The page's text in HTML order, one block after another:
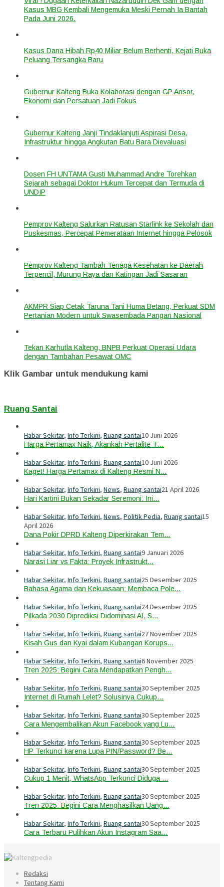
Kasus MBG Kembali Mengemuka Meski Pernah Ia Bantah
Pada Juni 2026.
Kasus Dana Hibah Rp40 Miliar Belum Berhenti, Kejati Buka
Peluang Tersangka Baru
Gubernur Kalteng Buka Kolaborasi dengan GP Ansor,
Ekonomi dan Persatuan Jadi Fokus
Gubernur Kalteng Janji Tindaklanjuti Aspirasi Desa,
Infrastruktur hingga Angkutan Batu Bara Dievaluasi
Dosen FH UNTAMA Gusti Muhammad Andre Torehkan
Sejarah sebagai Doktor Hukum Tercepat dan Termuda di
UNDIP
Pemprov Kalteng Salurkan Ratusan Starlink ke Sekolah dan
Puskesmas, Percepat Pemerataan Internet hingga Pelosok
Pemprov Kalteng Tambah Tenaga Kesehatan ke Daerah
Terpencil, Murung Raya dan Katingan Jadi Sasaran
AKMPR Siap Cetak Taruna Tani Huma Betang, Perkuat SDM
Pertanian Modern untuk Swasembada Pangan Nasional
Tekan Karhutla Kalteng, BNPB Perkuat Operasi Udara
dengan Tambahan Pesawat OMC
Klik Gambar untuk mendukung kami
Ruang Santai
Habar Sekitar, Info Terkini, Ruang santai10 Juni 2026
Harga Pertamax Naik, Akankah Pertalite T…
Habar Sekitar, Info Terkini, Ruang santai10 Juni 2026
Kaget! Harga Pertamax di Kalteng Resmi N…
Habar Sekitar, Info Terkini, News, Ruang santai21 April 2026
Hari Kartini Bukan Sekadar Seremoni: Ini…
Habar Sekitar, Info Terkini, News, Politik Pedia, Ruang santai15
April 2026
Dana Pokir DPRD Kalteng Diperkirakan Tem…
Habar Sekitar, Info Terkini, Ruang santai9 Januari 2026
Narasi Liar vs Fakta: Proyek Infrastrukt…
Habar Sekitar, Info Terkini, Ruang santai25 Desember 2025
Bahasa Agama dan Kekuasaan: Membaca Pole…
Habar Sekitar, Info Terkini, Ruang santai24 Desember 2025
Pilkada 2030 Diprediksi Didominasi AI, S…
Habar Sekitar, Info Terkini, Ruang santai27 November 2025
Kisah Gus dan Kyai dalam Kubangan Korups…
Habar Sekitar, Info Terkini, Ruang santai6 November 2025
Tren 2025: Begini Cara Mendapatkan Pengh…
Habar Sekitar, Info Terkini, Ruang santai30 September 2025
Internet di Rumah Lelet? Solusinya Cukup…
Habar Sekitar, Info Terkini, Ruang santai30 September 2025
Cara Mengembalikan Akun Facebook yang Lu…
Habar Sekitar, Info Terkini, Ruang santai30 September 2025
HP Terkunci karena Lupa PIN/Password? Be…
Habar Sekitar, Info Terkini, Ruang santai30 September 2025
Cukup 1 Menit, WhatsApp Terkunci Diduga …
Habar Sekitar, Info Terkini, Ruang santai30 September 2025
Tren 2025: Begini Cara Menghasilkan Uang…
Habar Sekitar, Info Terkini, Ruang santai30 September 2025
Cara Terbaru Pulihkan Akun Instagram Saa…
Redaksi
Tentang Kami